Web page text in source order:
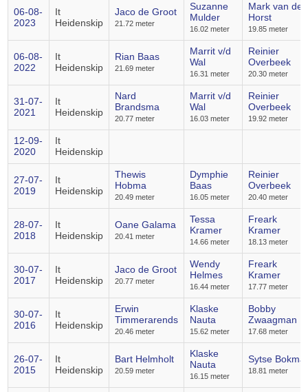
06-08-
2023
It
Heidenskip
Jaco de Groot
21.72 meter
Suzanne
Mulder
16.02 meter
Mark van der
Horst
19.85 meter
06-08-
2022
It
Heidenskip
Rian Baas
21.69 meter
Marrit v/d
Wal
16.31 meter
Reinier
Overbeek
20.30 meter
31-07-
2021
It
Heidenskip
Nard
Brandsma
20.77 meter
Marrit v/d
Wal
16.03 meter
Reinier
Overbeek
19.92 meter
12-09-
2020
It
Heidenskip
27-07-
2019
It
Heidenskip
Thewis
Hobma
20.49 meter
Dymphie
Baas
16.05 meter
Reinier
Overbeek
20.40 meter
28-07-
2018
It
Heidenskip
Oane Galama
20.41 meter
Tessa
Kramer
14.66 meter
Freark
Kramer
18.13 meter
30-07-
2017
It
Heidenskip
Jaco de Groot
20.77 meter
Wendy
Helmes
16.44 meter
Freark
Kramer
17.77 meter
30-07-
2016
It
Heidenskip
Erwin
Timmerarends
20.46 meter
Klaske
Nauta
15.62 meter
Bobby
Zwaagman
17.68 meter
26-07-
2015
It
Heidenskip
Bart Helmholt
20.59 meter
Klaske
Nauta
16.15 meter
Sytse Bokma
18.81 meter